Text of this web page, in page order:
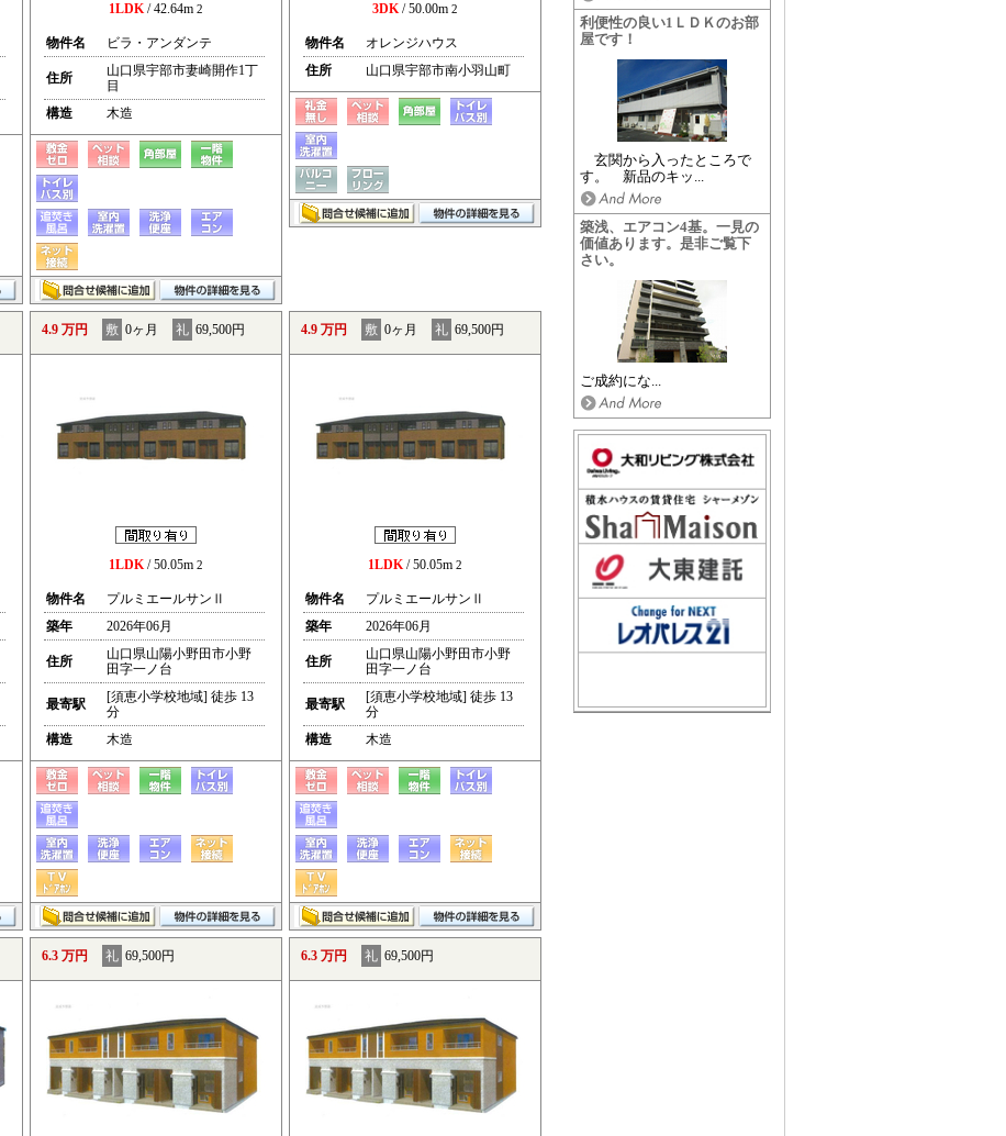
利便性の良い1ＬＤＫのお部
屋です！
玄関から入ったところで
す。 新品のキッ...
築浅、エアコン4基。一見の
価値あります。是非ご覧下
さい。
ご成約にな...
1LDK/ 42.64m 2
物件名 ビラ・アンダンテ
住所
山口県宇部市妻崎開作1丁
目
構造
木造
3DK/ 50.00m 2
物件名
オレンジハウス
住所
山口県宇部市南小羽山町
4.9 万円 敷 0ヶ月 礼 69,500円
1LDK/ 50.05m 2
物件名
プルミエールサンⅡ
築年
2026年06月
住所
山口県山陽小野田市小野
田字一ノ台
最寄駅
[須恵小学校地域] 徒歩 13
分
構造
木造
4.9 万円 敷 0ヶ月 礼 69,500円
1LDK/ 50.05m 2
物件名
プルミエールサンⅡ
築年
2026年06月
住所
山口県山陽小野田市小野
田字一ノ台
最寄駅
[須恵小学校地域] 徒歩 13
分
構造
木造
6.3 万円 礼 69,500円 6.3 万円 礼 69,500円